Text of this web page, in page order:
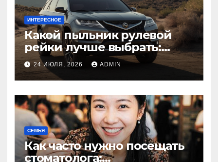
ИНТЕРЕСНОЕ
Какой пыльник рулевой
рейки лучше выбрать:
оригинальный или аналог,
резина или полиуретан
24 ИЮЛЯ, 2026 ADMIN
СЕМЬЯ
Как часто нужно посещать
стоматолога: